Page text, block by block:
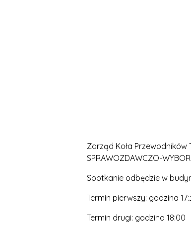
Zarząd Koła Przewodników
SPRAWOZDAWCZO-
Spotkanie odbędzie w
Termin pierwszy: godzina
Termin drugi: godzina 18:00